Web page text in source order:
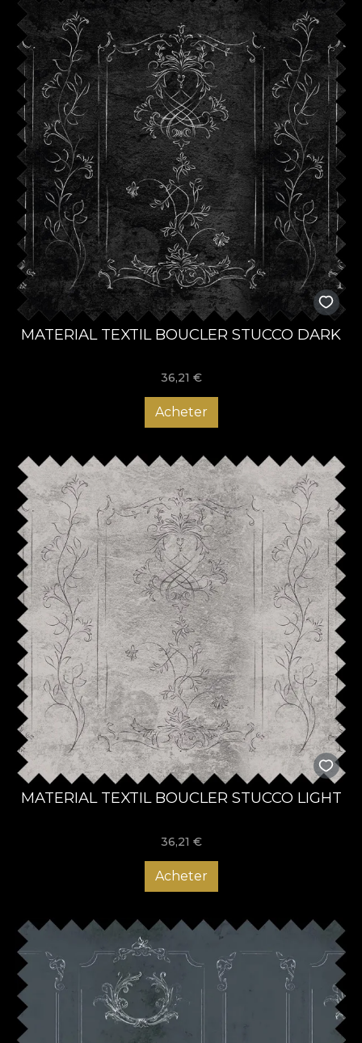
MATERIAL TEXTIL BOUCLER STUCCO DARK
36,21 €
Acheter
MATERIAL TEXTIL BOUCLER STUCCO LIGHT
36,21 €
Acheter